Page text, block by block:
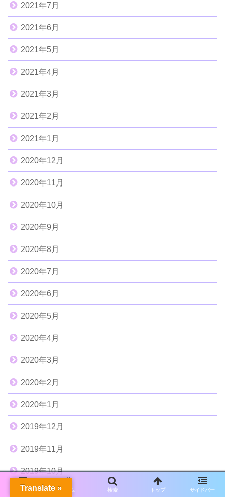
2021年7月
2021年6月
2021年5月
2021年4月
2021年3月
2021年2月
2021年1月
2020年12月
2020年11月
2020年10月
2020年9月
2020年8月
2020年7月
2020年6月
2020年5月
2020年4月
2020年3月
2020年2月
2020年1月
2019年12月
2019年11月
2019年10月
2019年9月
メニュー ホーム 検索 トップ サイドバー
Translate »